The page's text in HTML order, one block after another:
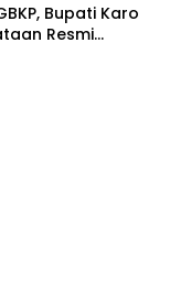
Bupati Karo
Resmi